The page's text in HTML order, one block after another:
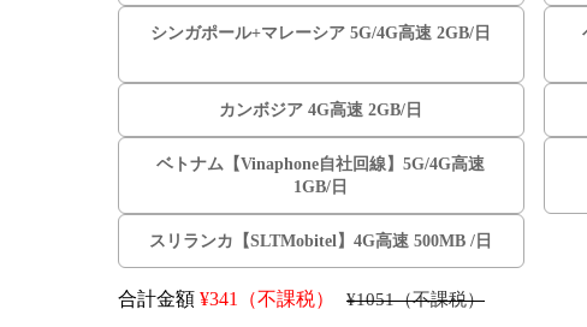
シンガポール+マレーシア 5G/4G高速 2GB/日
カンボジア 4G高速 2GB/日
ベトナム【Vinaphone自社回線】5G/4G高速
1GB/日
スリランカ【SLTMobitel】4G高速 500MB /日
合計金額 ¥341（不課税） ¥1051（不課税）